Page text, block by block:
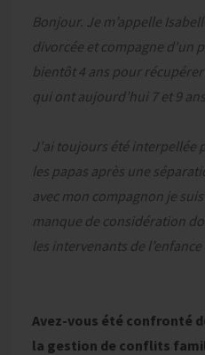
Bonjour. Je m’appelle
divorcée et compagne d'un
bientôt 4 ans pour
qui ont aujourd’hui 7 et 9
J'ai toujours été interpellée
les papas après une
avec mon compagnon je
manque de considération
les intervenants de
Avez-vous été confronté
la gestion de conflits